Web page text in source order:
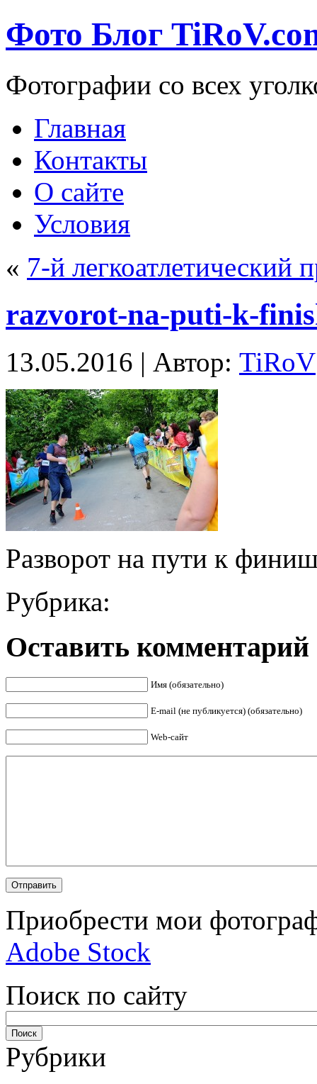
Фото Блог
Фотографии со всех
Главная
Контакты
О сайте
Условия
« 7-й легкоатлетический
razvorot-na-puti-k-
13.05.2016 | Автор: TiRoV
Разворот на пути к
Рубрика:
Оставить комментарий
Имя (обязательно)
E-mail (не публикуется) (обязательно)
Web-сайт
Приобрести мои
Adobe Stock
Поиск по сайту
Рубрики